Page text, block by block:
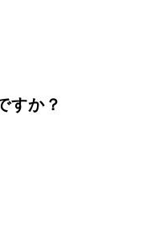
すか？